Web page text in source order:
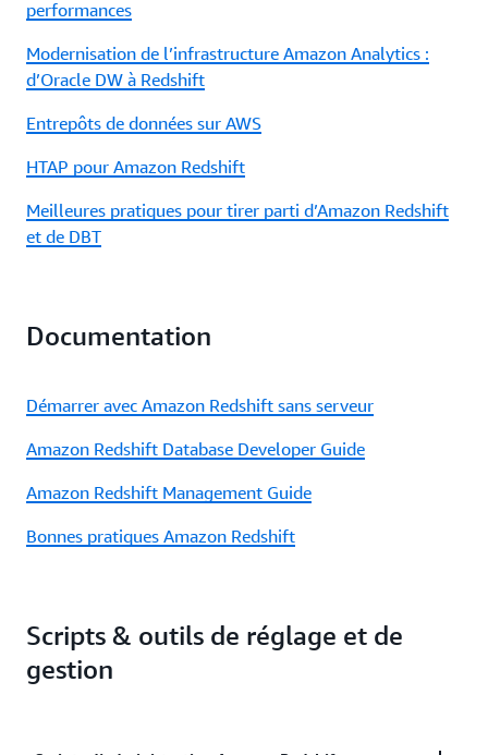
performances
Modernisation de l’infrastructure Amazon Analytics :
d’Oracle DW à Redshift
Entrepôts de données sur AWS
HTAP pour Amazon Redshift
Meilleures pratiques pour tirer parti d’Amazon Redshift
et de DBT
Documentation
Démarrer avec Amazon Redshift sans serveur
Amazon Redshift Database Developer Guide
Amazon Redshift Management Guide
Bonnes pratiques Amazon Redshift
Scripts & outils de réglage et de
gestion